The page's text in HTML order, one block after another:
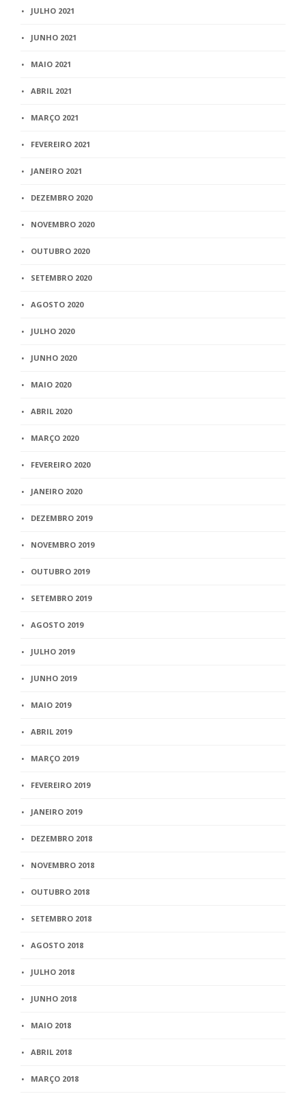
JULHO 2021
JUNHO 2021
MAIO 2021
ABRIL 2021
MARÇO 2021
FEVEREIRO 2021
JANEIRO 2021
DEZEMBRO 2020
NOVEMBRO 2020
OUTUBRO 2020
SETEMBRO 2020
AGOSTO 2020
JULHO 2020
JUNHO 2020
MAIO 2020
ABRIL 2020
MARÇO 2020
FEVEREIRO 2020
JANEIRO 2020
DEZEMBRO 2019
NOVEMBRO 2019
OUTUBRO 2019
SETEMBRO 2019
AGOSTO 2019
JULHO 2019
JUNHO 2019
MAIO 2019
ABRIL 2019
MARÇO 2019
FEVEREIRO 2019
JANEIRO 2019
DEZEMBRO 2018
NOVEMBRO 2018
OUTUBRO 2018
SETEMBRO 2018
AGOSTO 2018
JULHO 2018
JUNHO 2018
MAIO 2018
ABRIL 2018
MARÇO 2018